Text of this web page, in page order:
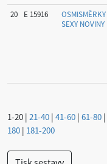
20 E 15916
OSMISMĚRKY
SEXY NOVINY
1-20 | 21-40 | 41-60 | 61-80 |
180 | 181-200